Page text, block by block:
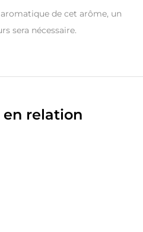
de cet arôme, un
sera nécessaire.
en relation